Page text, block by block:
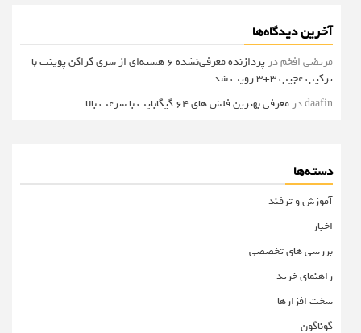
آخرین دیدگاه‌ها
مرتضی افخمدر
پردازنده معرفی‌نشده 6 هسته‌ای از سری کراکن پوینت با
ترکیب عجیب 3+3 رویت شد
daafinدر معرفی بهترین فلش های 64 گیگابایت با سرعت بالا
دسته‌ها
آموزش و ترفند
اخبار
بررسی های تخصصی
راهنمای خرید
سخت افزارها
گوناگون